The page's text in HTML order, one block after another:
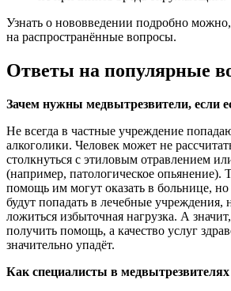
Узнать о нововведении подробно
на распространённые вопросы.
Ответы на популярные
Зачем нужны медвытрезвители, если
Не всегда в частные учреждение
алкоголики. Человек может не
столкнуться с этиловым отравлением
(например, патологическое опьянение).
помощь им могут оказать в больнице,
будут попадать в лечебные учреждения,
ложиться избыточная нагрузка. А
получить помощь, а качество услуг
значительно упадёт.
Как специалисты в медвытрезвителях